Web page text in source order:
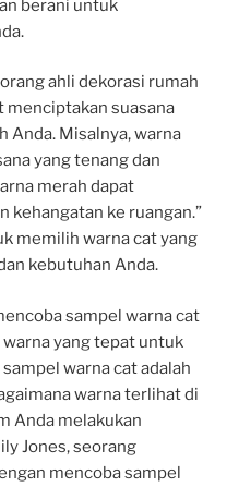
berani untuk
ahli dekorasi rumah
menciptakan suasana
Anda. Misalnya, warna
yang tenang dan
merah dapat
kehangatan ke ruangan.”
memilih warna cat yang
kebutuhan Anda.
sampel warna cat
yang tepat untuk
warna cat adalah
warna terlihat di
Anda melakukan
Jones, seorang
mencoba sampel